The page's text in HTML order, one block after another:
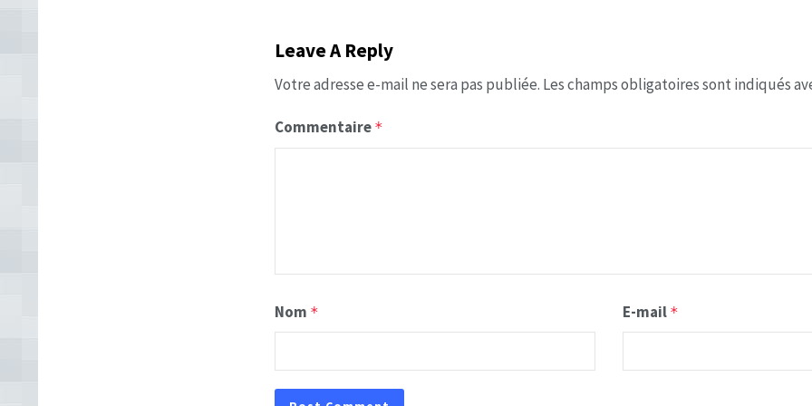
Leave A Reply
Votre adresse e-mail ne sera pas publiée. Les champs obligatoires sont indiqués
Commentaire *
Nom * E-mail *